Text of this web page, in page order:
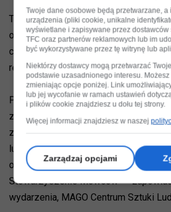
To już czwarta edycja wydarzenia
okazji święta patrona Krakowa. Na
czeka kilkadziesiąt stoisk
rękodzielników, rzemieślników i
Podczas tegorocznej edycji
zaprezentowanych wiele nowych
zabawę. "Czeka na Was flash mob
ludowej muzyki w nowoczesnym
oksfordzka moderowana przez
Stowarzyszenie Mówców" –
wydarzenia, MAGO Centrum Sztuki
Twoje dane osobowe będą przetwarzane, a
urządzenia (pliki cookie, unikalne
wyświetlane i zapisywane przez dostawców
TFC oraz partnerów reklamowych lub im
być wykorzystywane przez tę witrynę lub
Niektórzy dostawcy mogą przetwarzać
podstawie uzasadnionego interesu.
zmieniając opcje poniżej. Link
lub jej wycofanie w ramach ustawień
i plików cookie znajdziesz u dołu tej strony.
Więcej informacji znajdziesz w naszej
Zarządzaj opcjami